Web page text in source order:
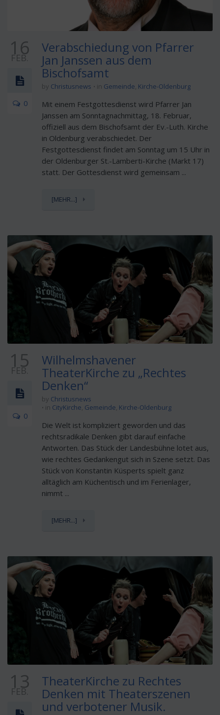
16
FEB.
0
Verabschiedung von Pfarrer
Jan Janssen aus dem
Bischofsamt
by Christusnews in Gemeinde, Kirche-Oldenburg
Mit einem Festgottesdienst wird Pfarrer Jan
Janssen am Sonntagnachmittag, 18. Februar,
offiziell aus dem Bischofsamt der Ev.-Luth. Kirche
in Oldenburg verabschiedet. Der
Festgottesdienst findet am Sonntag um 15 Uhr in
der Oldenburger St.-Lamberti-Kirche (Markt 17)
statt. Der Gottesdienst wird gemeinsam ...
[MEHR...]
15
FEB.
0
Wilhelmshavener
TheaterKirche zu „Rechtes
Denken“
by Christusnews
in CityKirche, Gemeinde, Kirche-Oldenburg
Die Welt ist kompliziert geworden und das
rechtsradikale Denken gibt darauf einfache
Antworten. Das Stück der Landesbühne lotet aus,
wie rechtes Gedankengut sich in Szene setzt. Das
Stück von Konstantin Küsperts spielt ganz
alltäglich am Küchentisch und im Ferienlager,
nimmt ...
[MEHR...]
13
FEB.
TheaterKirche zu Rechtes
Denken mit Theaterszenen
und verbotener Musik.